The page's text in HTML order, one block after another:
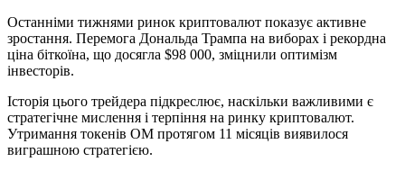
Останніми тижнями ринок криптовалют показує активне
зростання. Перемога Дональда Трампа на виборах і рекордна
ціна біткоїна, що досягла $98 000, зміцнили оптимізм
інвесторів.
Історія цього трейдера підкреслює, наскільки важливими є
стратегічне мислення і терпіння на ринку криптовалют.
Утримання токенів OM протягом 11 місяців виявилося
виграшною стратегією.